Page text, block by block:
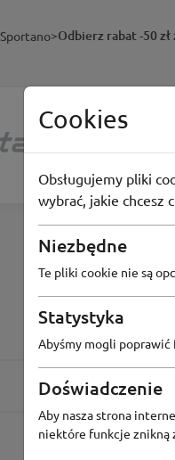
Sportano>Odbierz rabat -50
Cookies
Obsługujemy pliki
wybrać, jakie chcesz
Niezbędne
Te pliki cookie nie są
Statystyka
Abyśmy mogli
Doświadczenie
Aby nasza strona
niektóre funkcje